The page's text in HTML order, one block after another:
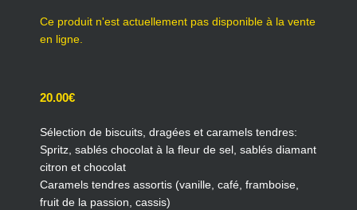
20.00€
Sélection de biscuits, dragées et caramels tendres:
Spritz, sablés chocolat à la fleur de sel, sablés diamant
citron et chocolat
Caramels tendres assortis (vanille, café, framboise,
fruit de la passion, cassis)